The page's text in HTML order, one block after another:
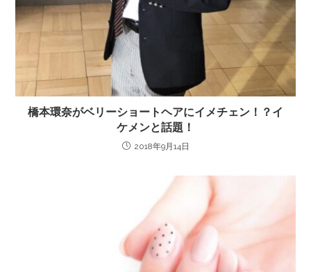
橋本環奈がベリーショートヘアにイメチェン！？イ
ケメンと話題！
2018年9月14日